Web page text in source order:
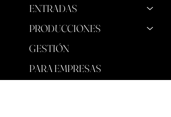
ENTRADAS
PRODUCCIONES
GESTIÓN
PARA EMPRESAS